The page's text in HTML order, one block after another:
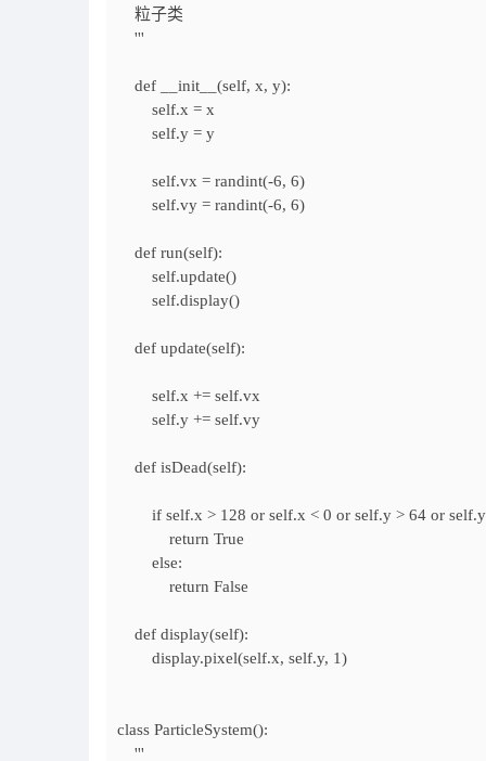
粒子类
'''
def __init__(self, x, y):
self.x = x
self.y = y
self.vx = randint(-6, 6)
self.vy = randint(-6, 6)
def run(self):
self.update()
self.display()
def update(self):
self.x += self.vx
self.y += self.vy
def isDead(self):
if self.x > 128 or self.x < 0 or self.y > 64 or
return True
else:
return False
def display(self):
display.pixel(self.x, self.y, 1)
class ParticleSystem():
'''